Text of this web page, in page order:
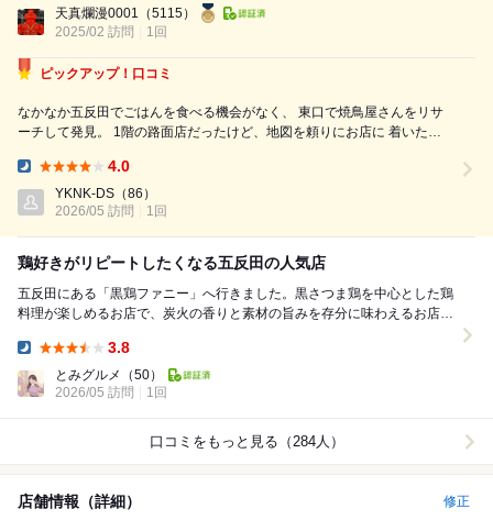
だきました。 どちらも食べたかったメニューで、最初のオーダーで ・本
気の炭火焼き ・全開盛り 改（鶏のお刺身8点盛...
天真爛漫0001 （5115）
2025/02 訪問
1回
ピックアップ！口コミ
なかなか五反田でごはんを食べる機会がなく、 東口で焼鳥屋さんをリサ
ーチして発見。 1階の路面店だったけど、地図を頼りにお店に 着いた時
4.0
YKNK-DS （86）
2026/05 訪問
1回
鶏好きがリピートしたくなる五反田の人気店
五反田にある「黒鶏ファニー」へ行きました。黒さつま鶏を中心とした鶏
料理が楽しめるお店で、炭火の香りと素材の旨みを存分に味わえるお店で
3.8
とみグルメ
（50）
2026/05 訪問
1回
口コミをもっと見る（284人）
店舗情報（詳細） 修正